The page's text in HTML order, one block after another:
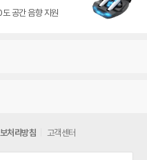
공간 음향 지원
처리방침 고객센터